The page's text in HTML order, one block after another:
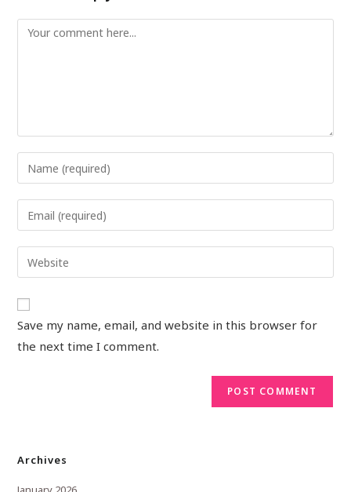
Save my name, email, and website in this browser for
the next time I comment.
Archives